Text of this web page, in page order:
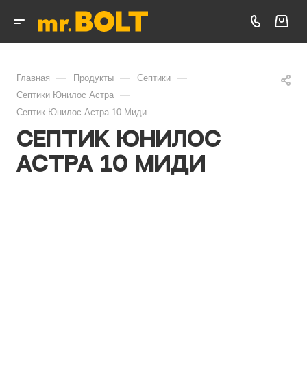
Главная — Продукты — Септики —
Септики Юнилос Астра —
Септик Юнилос Астра 10 Миди
Септик Юнилос
Астра 10 Миди